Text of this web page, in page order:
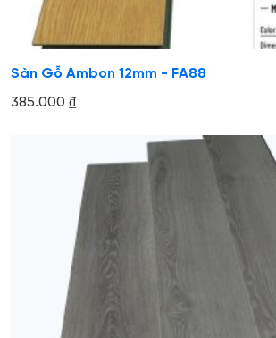
Sàn Gỗ Ambon 12mm - FA88
385.000 ₫